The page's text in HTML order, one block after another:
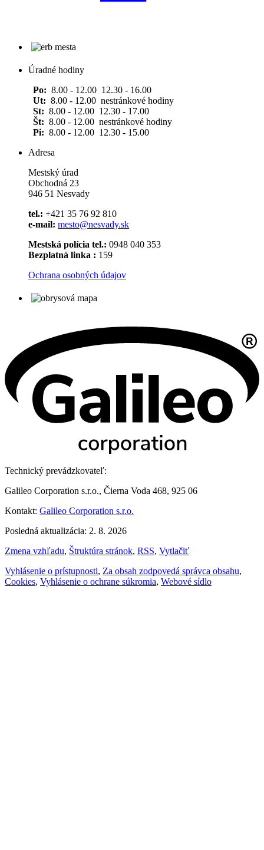
Úradné hodiny
Po: 8.00 - 12.00 12.30 - 16.00
Ut: 8.00 - 12.00 nestránkové hodiny
St: 8.00 - 12.00 12.30 - 17.00
Št: 8.00 - 12.00 nestránkové hodiny
Pi: 8.00 - 12.00 12.30 - 15.00
Adresa
Mestský úrad
Obchodná 23
946 51 Nesvady
tel.: +421 35 76 92 810
e-mail: mesto@nesvady.sk
Mestská polícia tel.: 0948 040 353
Bezplatná linka : 159
Ochrana osobných údajov
Technický prevádzkovateľ:
Galileo Corporation s.r.o., Čierna Voda 468, 925 06
Kontakt: Galileo Corporation s.r.o.
Posledná aktualizácia: 2. 8. 2026
Zmena vzhľadu, Štruktúra stránok, RSS, Vytlačiť
Vyhlásenie o prístupnosti, Za obsah zodpovedá správca obsahu,
Cookies, Vyhlásenie o ochrane súkromia, Webové sídlo